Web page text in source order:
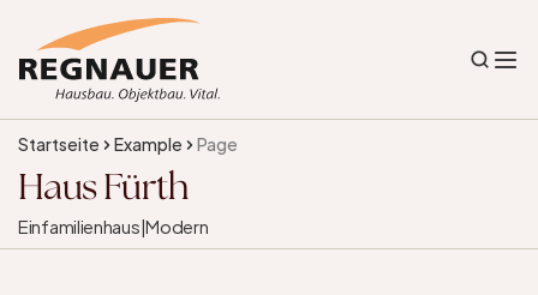
Startseite Example Page
Haus Fürth
Einfamilienhaus|Modern